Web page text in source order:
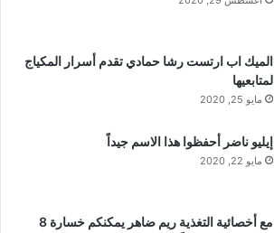
الميك اب ارتست رشا حمادي تقدم أسرار المكياج
لمتابعيها
مايو 25, 2020
إيليو ناضر أحفظوا هذا الاسم جيداً
مايو 22, 2020
مع أخصائية التغذية ريم ضاهر يمكنكم خسارة 8